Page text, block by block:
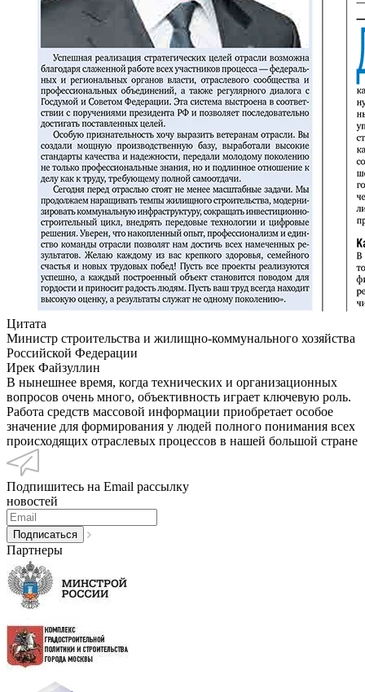
Цитата
Министр строительства и жилищно-коммунального хозяйства
Российской Федерации
Ирек Файзуллин
В нынешнее время, когда технических и организационных
вопросов очень много, объективность играет ключевую роль.
Работа средств массовой информации приобретает особое
значение для формирования у людей полного понимания всех
происходящих отраслевых процессов в нашей большой стране
Подпишитесь на Email рассылку
новостей
Партнеры